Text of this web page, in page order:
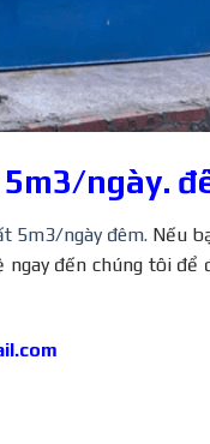
ngày.
5m3/ngày đêm. Nếu
đến chúng tôi để